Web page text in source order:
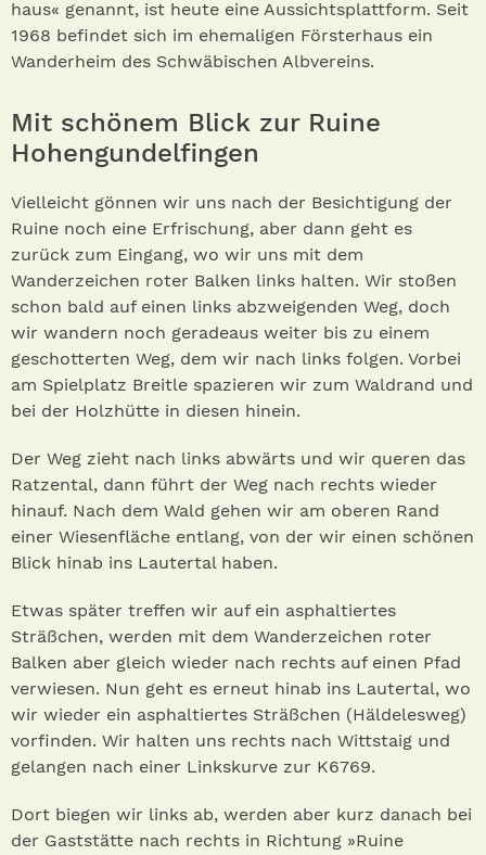
haus« genannt, ist heute eine Aussichtsplattform. Seit
1968 befindet sich im ehemaligen Försterhaus ein
Wanderheim des Schwäbischen Albvereins.
Mit schönem Blick zur Ruine
Hohengundelfingen
Vielleicht gönnen wir uns nach der Besichtigung der
Ruine noch eine Erfrischung, aber dann geht es
zurück zum Eingang, wo wir uns mit dem
Wanderzeichen roter Balken links halten. Wir stoßen
schon bald auf einen links abzweigenden Weg, doch
wir wandern noch geradeaus weiter bis zu einem
geschotterten Weg, dem wir nach links folgen. Vorbei
am Spielplatz Breitle spazieren wir zum Waldrand und
bei der Holzhütte in diesen hinein.
Der Weg zieht nach links abwärts und wir queren das
Ratzental, dann führt der Weg nach rechts wieder
hinauf. Nach dem Wald gehen wir am oberen Rand
einer Wiesenfläche entlang, von der wir einen schönen
Blick hinab ins Lautertal haben.
Etwas später treffen wir auf ein asphaltiertes
Sträßchen, werden mit dem Wanderzeichen roter
Balken aber gleich wieder nach rechts auf einen Pfad
verwiesen. Nun geht es erneut hinab ins Lautertal, wo
wir wieder ein asphaltiertes Sträßchen (Häldelesweg)
vorfinden. Wir halten uns rechts nach Wittstaig und
gelangen nach einer Linkskurve zur K6769.
Dort biegen wir links ab, werden aber kurz danach bei
der Gaststätte nach rechts in Richtung »Ruine